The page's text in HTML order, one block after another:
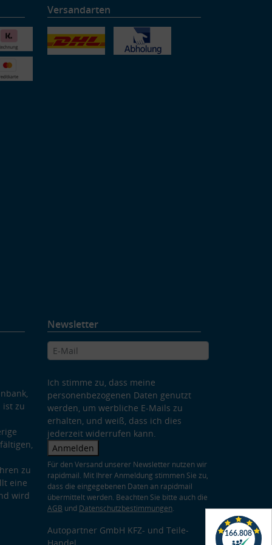
Versandarten
ist zu
zu
eine
wird
Newsletter
Ich stimme zu, dass meine
personenbezogenen Daten genutzt
werden, um werbliche E-Mails zu
erhalten, und weiß, dass ich dies
jederzeit widerrufen kann.
Anmelden
Für den Versand unserer Newsletter nutzen wir
rapidmail. Mit Ihrer Anmeldung stimmen Sie zu,
dass die eingegebenen Daten an rapidmail
übermittelt werden. Beachten Sie bitte auch die
AGB und Datenschutzbestimmungen.
Autopartner GmbH KFZ- und Teile-